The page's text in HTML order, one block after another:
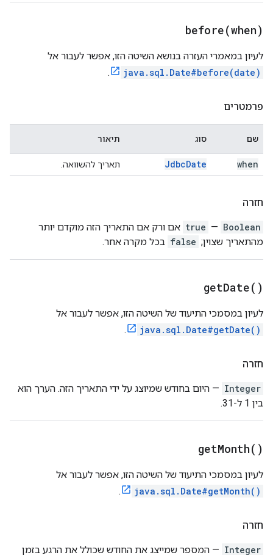
before(when)
לעיון במאמרי העזרה בנושא השיטה הזו, אפשר לעבור אל
java.sql.Date#before(date)
.
פרמטרים
שם סוג תיאור
when
JdbcDate תאריך להשוואה.
חזרה
Boolean
—
true אם ורק אם התאריך הזה מוקדם יותר
מהתאריך שצוין; false בכל מקרה אחר.
getDate( )
לעיון במסמכי התיעוד של השיטה הזו, אפשר לעבור אל
java.sql.Date#getDate()
.
חזרה
Integer — היום בחודש שמיוצג על ידי התאריך הזה. הערך הוא
בין 1 ל-31.
getMonth( )
לעיון במסמכי התיעוד של השיטה הזו, אפשר לעבור אל
java.sql.Date#getMonth()
.
חזרה
Integer — המספר שמייצג את החודש שכולל את הרגע בזמן